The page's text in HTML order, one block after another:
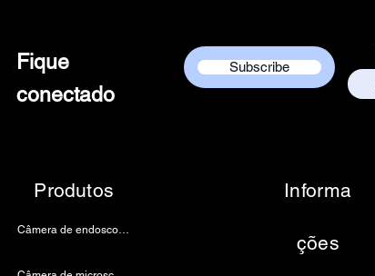
Fique
conectado
Subscribe
Produtos
Câmera de endoscopia
Informa
ções